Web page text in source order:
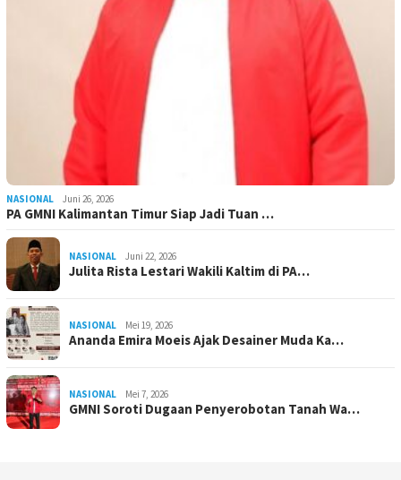
NASIONAL Juni 26, 2026
PA GMNI Kalimantan Timur Siap Jadi Tuan …
NASIONAL Juni 22, 2026
Julita Rista Lestari Wakili Kaltim di PA…
NASIONAL Mei 19, 2026
Ananda Emira Moeis Ajak Desainer Muda Ka…
NASIONAL Mei 7, 2026
GMNI Soroti Dugaan Penyerobotan Tanah Wa…